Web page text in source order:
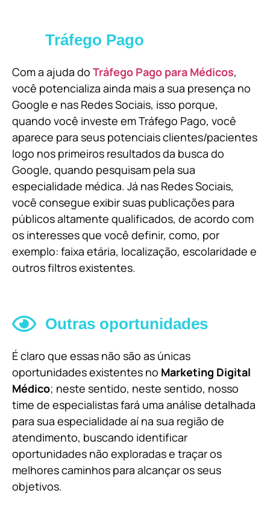
Tráfego Pago
Com a ajuda do Tráfego Pago para Médicos,
você potencializa ainda mais a sua presença no
Google e nas Redes Sociais, isso porque,
quando você investe em Tráfego Pago, você
aparece para seus potenciais clientes/pacientes
logo nos primeiros resultados da busca do
Google, quando pesquisam pela sua
especialidade médica. Já nas Redes Sociais,
você consegue exibir suas publicações para
públicos altamente qualificados, de acordo com
os interesses que você definir, como, por
exemplo: faixa etária, localização, escolaridade e
outros filtros existentes.
Outras oportunidades
É claro que essas não são as únicas
oportunidades existentes no Marketing Digital
Médico; neste sentido, neste sentido, nosso
time de especialistas fará uma análise detalhada
para sua especialidade aí na sua região de
atendimento, buscando identificar
oportunidades não exploradas e traçar os
melhores caminhos para alcançar os seus
objetivos.